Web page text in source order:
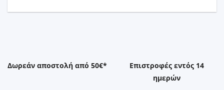
Δωρεάν αποστολή από 50€*
Επιστροφές εντός 14
ημερών